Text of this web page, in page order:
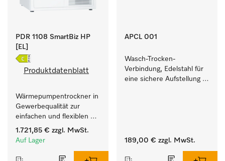
PDR 1108 SmartBiz HP
[EL]
Produktdatenblatt
Wärmepumpentrockner in
Gewerbequalität zur
einfachen und flexiblen
Aufstellung ohne
Abluftleitung.
1.721,85 € zzgl. MwSt.
Auf Lager
APCL 001
Wasch-Trocken-
Verbindung, Edelstahl für
eine sichere Aufstellung
189,00 € zzgl. MwSt.